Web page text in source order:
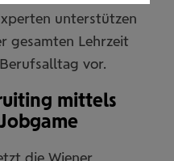
unterstützen
gesamten Lehrzeit
vor.
mittels